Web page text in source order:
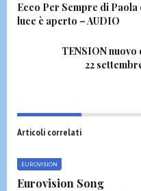
Ecco Per Sempre di
luce è aperto – AUDIO
TENSION
22
Articoli correlati
EUROVISION
Eurovision Song